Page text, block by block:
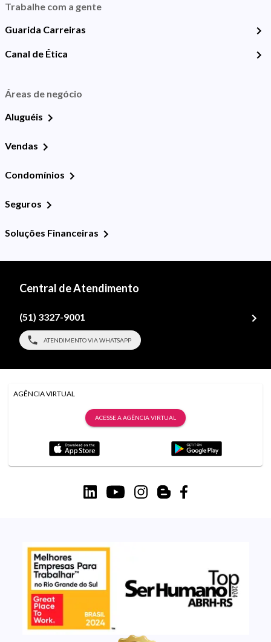
Trabalhe com a gente
Guarida Carreiras
Canal de Ética
Áreas de negócio
Aluguéis
Vendas
Condomínios
Seguros
Soluções Financeiras
Central de Atendimento
(51) 3327-9001
ATENDIMENTO VIA WHATSAPP
AGÊNCIA VIRTUAL
ACESSE A AGÊNCIA VIRTUAL